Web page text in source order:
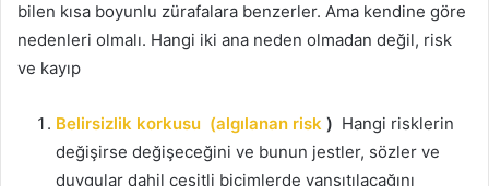
bilen kısa boyunlu zürafalara benzerler. Ama kendine göre
nedenleri olmalı. Hangi iki ana neden olmadan değil, risk
ve kayıp
Belirsizlik korkusu (algılanan risk ) Hangi risklerin
değişirse değişeceğini ve bunun jestler, sözler ve
duygular dahil çeşitli biçimlerde yansıtılacağını